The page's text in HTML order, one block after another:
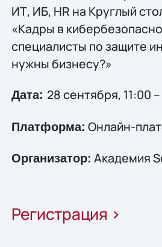
ИТ, ИБ, HR на Круглый
«Кадры в
специалисты по защите
нужны бизнесу?»
Дата: 28 сентября, 11:00
Платформа: Онлайн-
Организатор: Академия
Регистрация >